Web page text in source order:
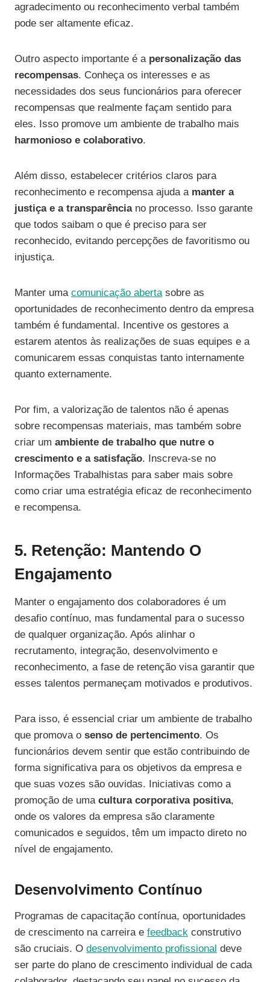
agradecimento ou reconhecimento verbal também
pode ser altamente eficaz.
Outro aspecto importante é a personalização das
recompensas. Conheça os interesses e as
necessidades dos seus funcionários para oferecer
recompensas que realmente façam sentido para
eles. Isso promove um ambiente de trabalho mais
harmonioso e colaborativo.
Além disso, estabelecer critérios claros para
reconhecimento e recompensa ajuda a manter a
justiça e a transparênciano processo. Isso garante
que todos saibam o que é preciso para ser
reconhecido, evitando percepções de favoritismo ou
injustiça.
Manter uma comunicação abertasobre as
oportunidades de reconhecimento dentro da empresa
também é fundamental. Incentive os gestores a
estarem atentos às realizações de suas equipes e a
comunicarem essas conquistas tanto internamente
quanto externamente.
Por fim, a valorização de talentos não é apenas
sobre recompensas materiais, mas também sobre
criar um ambiente de trabalho que nutre o
crescimento e a satisfação. Inscreva-se no
Informações Trabalhistas para saber mais sobre
como criar uma estratégia eficaz de reconhecimento
e recompensa.
5. Retenção: Mantendo O
Engajamento
Manter o engajamento dos colaboradores é um
desafio contínuo, mas fundamental para o sucesso
de qualquer organização. Após alinhar o
recrutamento, integração, desenvolvimento e
reconhecimento, a fase de retenção visa garantir que
esses talentos permaneçam motivados e produtivos.
Para isso, é essencial criar um ambiente de trabalho
que promova o senso de pertencimento. Os
funcionários devem sentir que estão contribuindo de
forma significativa para os objetivos da empresa e
que suas vozes são ouvidas. Iniciativas como a
promoção de uma cultura corporativa positiva,
onde os valores da empresa são claramente
comunicados e seguidos, têm um impacto direto no
nível de engajamento.
Desenvolvimento Contínuo
Programas de capacitação contínua, oportunidades
de crescimento na carreira e feedback construtivo
são cruciais. O desenvolvimento profissional deve
ser parte do plano de crescimento individual de cada